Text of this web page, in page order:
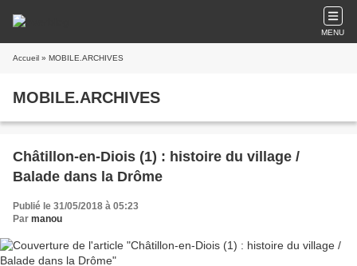
MENU
Accueil » MOBILE.ARCHIVES
MOBILE.ARCHIVES
Châtillon-en-Diois (1) : histoire du village /
Balade dans la Drôme
Publié le 31/05/2018 à 05:23
Par manou